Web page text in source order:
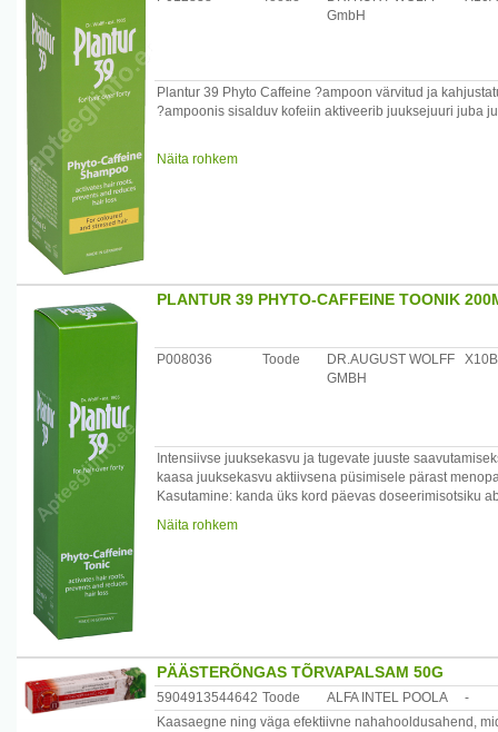
GmbH
Plantur 39 Phyto Caffeine ?ampoon värvitud ja
?ampoonis sisalduv kofeiin aktiveerib juuksejuuri juba
kasutage koos Plantur 39 toonikumiga ja Plantur 39
Näita rohkem
PLANTUR 39 PHYTO-CAFFEINE TOONIK
P008036 Toode
DR.AUGUST WOLFF
GMBH
Intensiivse juuksekasvu ja tugevate juuste
kaasa juuksekasvu aktiivsena püsimisele pärast
Kasutamine: kanda üks kord päevas doseerimisotsiku
Päritolumaa: Saksamaa
Näita rohkem
PÄÄSTERÕNGAS TÕRVAPALSAM 50G
5904913544642 Toode ALFA INTEL POOLA
-
Kaasaegne ning väga efektiivne nahahooldusahend,